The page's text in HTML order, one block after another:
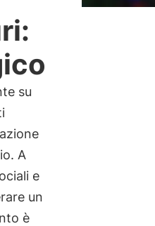
su
A
e
un
è